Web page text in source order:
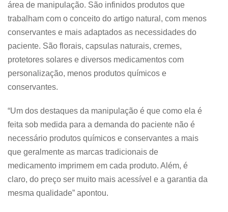
área de manipulação. São infinidos produtos que
trabalham com o conceito do artigo natural, com menos
conservantes e mais adaptados as necessidades do
paciente. São florais, capsulas naturais, cremes,
protetores solares e diversos medicamentos com
personalização, menos produtos químicos e
conservantes.
“Um dos destaques da manipulação é que como ela é
feita sob medida para a demanda do paciente não é
necessário produtos químicos e conservantes a mais
que geralmente as marcas tradicionais de
medicamento imprimem em cada produto. Além, é
claro, do preço ser muito mais acessível e a garantia da
mesma qualidade” apontou.